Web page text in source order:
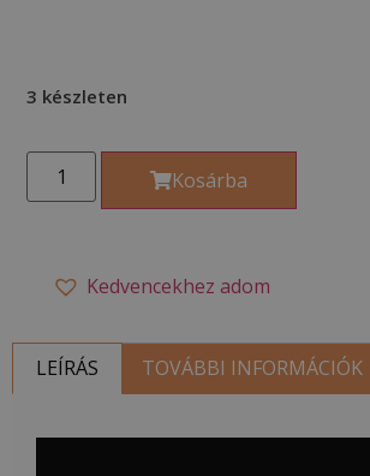
3 készleten
Kosárba
Kedvencekhez adom
LEÍRÁS TOVÁBBI INFORMÁCIÓK